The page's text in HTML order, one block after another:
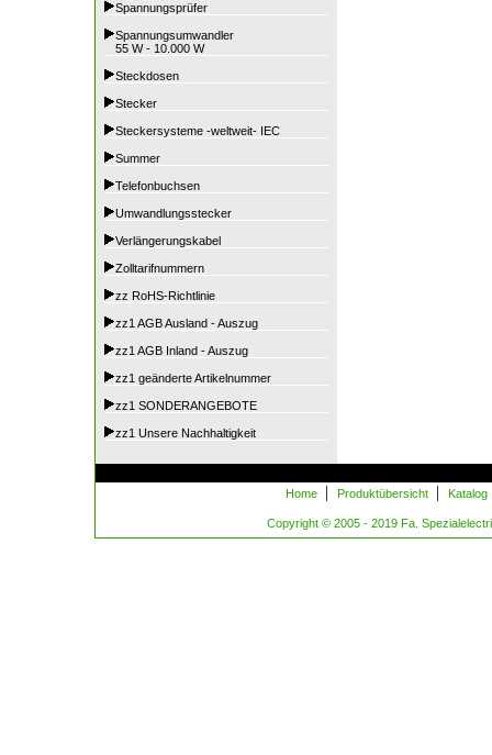
Spannungsprüfer
Spannungsumwandler
55 W - 10.000 W
Steckdosen
Stecker
Steckersysteme -weltweit- IEC
Summer
Telefonbuchsen
Umwandlungsstecker
Verlängerungskabel
Zolltarifnummern
zz RoHS-Richtlinie
zz1 AGB Ausland - Auszug
zz1 AGB Inland - Auszug
zz1 geänderte Artikelnummer
zz1 SONDERANGEBOTE
zz1 Unsere Nachhaltigkeit
Home | Produktübersicht | Katalog
Copyright © 2005 - 2019 Fa.